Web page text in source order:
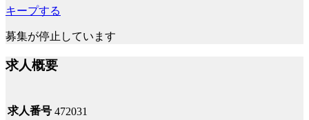
キープする
募集が停止しています
求人概要
求人番号 472031